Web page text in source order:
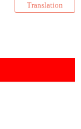
Translation